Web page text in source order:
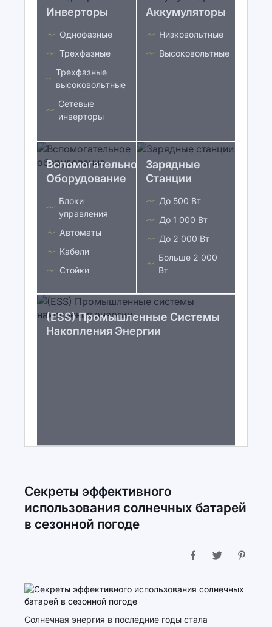
Инверторы
Однофазные
Трехфазные
Трехфазные
высоковольтные
Сетевые
инверторы
Аккумуляторы
Низковольтные
Высоковольтные
Вспомогательное
Оборудование
Блоки
управления
Автоматы
Кабели
Стойки
Зарядные
Станции
До 500 Вт
До 1 000 Вт
До 2 000 Вт
Больше 2 000
Вт
(ESS) Промышленные Системы
Накопления Энергии
Секреты эффективного
использования солнечных батарей
в сезонной погоде
Солнечная энергия в последние годы стала